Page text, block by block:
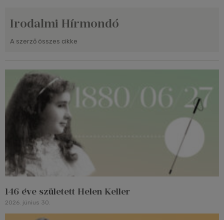
Irodalmi Hírmondó
A szerző összes cikke
146 éve született Helen Keller
2026. június 30.